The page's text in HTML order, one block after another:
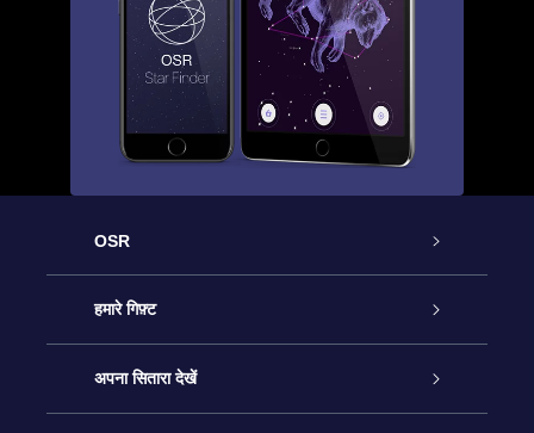
OSR
ग्राहक सेवा
हमसे संपर्क करें
हमारे गिफ़्ट
ऑनलाइन स्टार गिफ़्ट
अपना सितारा देखें